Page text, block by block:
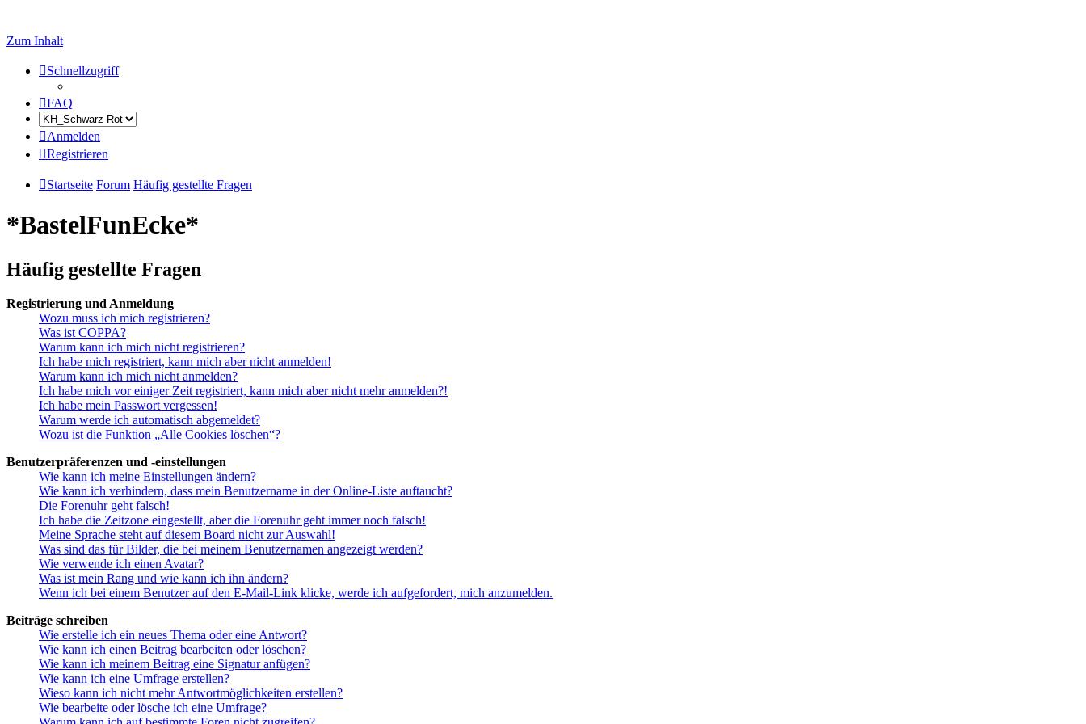
Zum Inhalt
Schnellzugriff
FAQ
Anmelden
Registrieren
Startseite Forum Häufig gestellte Fragen
*BastelFunEcke*
Häufig gestellte Fragen
Registrierung und Anmeldung
Wozu muss ich mich registrieren?
Was ist COPPA?
Warum kann ich mich nicht registrieren?
Ich habe mich registriert, kann mich aber nicht anmelden!
Warum kann ich mich nicht anmelden?
Ich habe mich vor einiger Zeit registriert, kann mich aber nicht mehr anmelden?!
Ich habe mein Passwort vergessen!
Warum werde ich automatisch abgemeldet?
Wozu ist die Funktion „Alle Cookies löschen“?
Benutzerpräferenzen und -einstellungen
Wie kann ich meine Einstellungen ändern?
Wie kann ich verhindern, dass mein Benutzername in der Online-Liste auftaucht?
Die Forenuhr geht falsch!
Ich habe die Zeitzone eingestellt, aber die Forenuhr geht immer noch falsch!
Meine Sprache steht auf diesem Board nicht zur Auswahl!
Was sind das für Bilder, die bei meinem Benutzernamen angezeigt werden?
Wie verwende ich einen Avatar?
Was ist mein Rang und wie kann ich ihn ändern?
Wenn ich bei einem Benutzer auf den E-Mail-Link klicke, werde ich aufgefordert, mich anzumelden.
Beiträge schreiben
Wie erstelle ich ein neues Thema oder eine Antwort?
Wie kann ich einen Beitrag bearbeiten oder löschen?
Wie kann ich meinem Beitrag eine Signatur anfügen?
Wie kann ich eine Umfrage erstellen?
Wieso kann ich nicht mehr Antwortmöglichkeiten erstellen?
Wie bearbeite oder lösche ich eine Umfrage?